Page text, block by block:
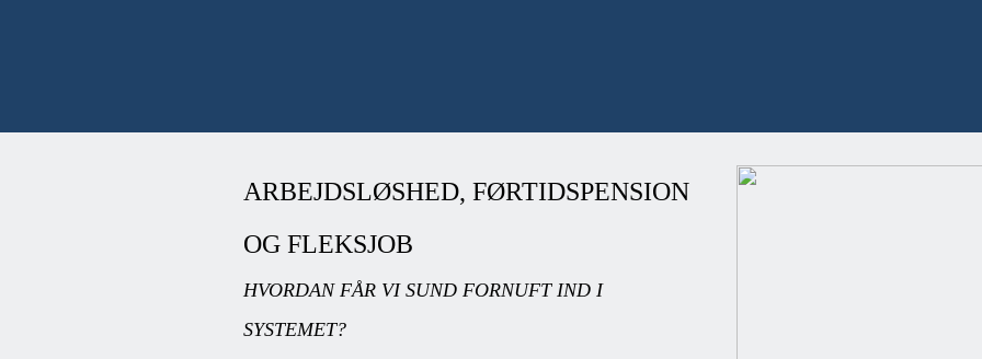
ARBEJDSLØSHED, FØRTIDSPENSION
OG FLEKSJOB
HVORDAN FÅR VI SUND FORNUFT IND I
SYSTEMET?